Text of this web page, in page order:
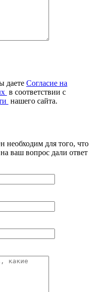
даете Согласие на
в соответствии с
нашего сайта.
для того, что
ваш вопрос дали ответ